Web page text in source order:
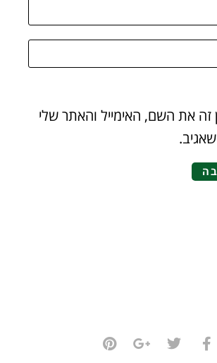
זה את השם, האימייל והאתר שלי